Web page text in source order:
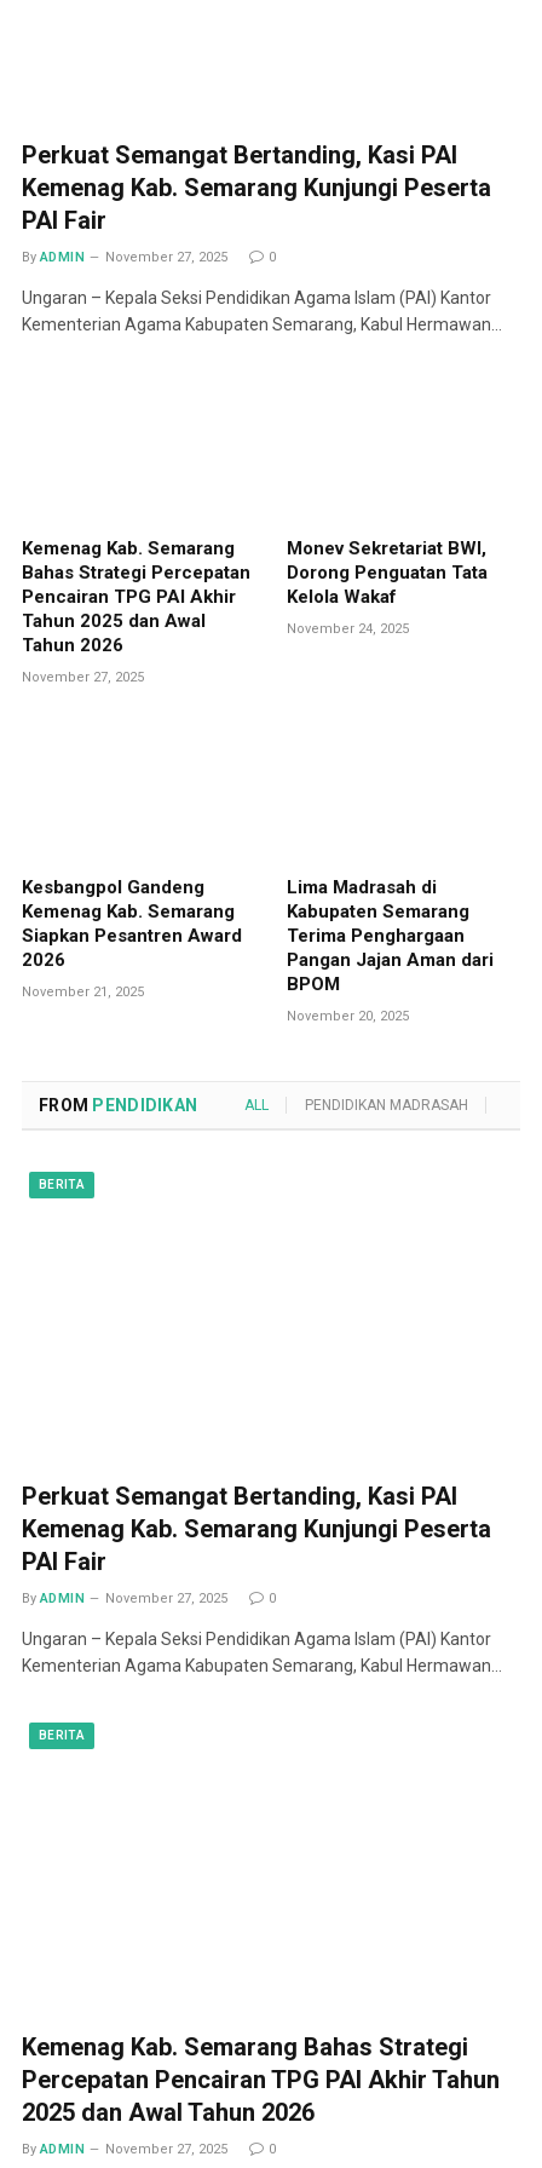
Perkuat Semangat Bertanding, Kasi PAI
Kemenag Kab. Semarang Kunjungi Peserta
PAI Fair
By ADMIN November 27, 2025 0
Ungaran – Kepala Seksi Pendidikan Agama Islam (PAI) Kantor
Kementerian Agama Kabupaten Semarang, Kabul Hermawan…
Kemenag Kab. Semarang
Bahas Strategi Percepatan
Pencairan TPG PAI Akhir
Tahun 2025 dan Awal
Tahun 2026
November 27, 2025
Monev Sekretariat BWI,
Dorong Penguatan Tata
Kelola Wakaf
November 24, 2025
Kesbangpol Gandeng
Kemenag Kab. Semarang
Siapkan Pesantren Award
2026
November 21, 2025
Lima Madrasah di
Kabupaten Semarang
Terima Penghargaan
Pangan Jajan Aman dari
BPOM
November 20, 2025
FROM PENDIDIKAN ALL PENDIDIKAN MADRASAH
BERITA
Perkuat Semangat Bertanding, Kasi PAI
Kemenag Kab. Semarang Kunjungi Peserta
PAI Fair
By ADMIN November 27, 2025 0
Ungaran – Kepala Seksi Pendidikan Agama Islam (PAI) Kantor
Kementerian Agama Kabupaten Semarang, Kabul Hermawan…
BERITA
Kemenag Kab. Semarang Bahas Strategi
Percepatan Pencairan TPG PAI Akhir Tahun
2025 dan Awal Tahun 2026
By ADMIN November 27, 2025 0